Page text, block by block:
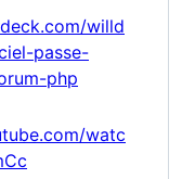
willd
passe-
php
watc